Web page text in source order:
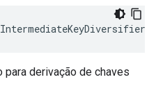
derivação de chaves